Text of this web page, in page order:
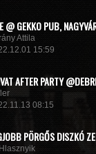
@ GEKKO PUB,
Attila
15:59
AFTER PARTY
08:15
PÖRGŐS DISZKÓ